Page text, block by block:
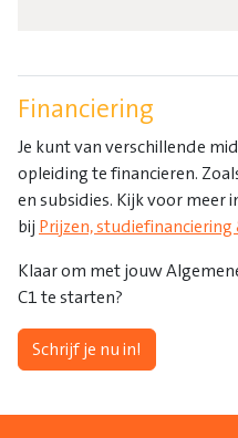
Financiering
Je kunt van verschillende
opleiding te financieren.
en subsidies. Kijk voor meer
bij Prijzen, studiefinanciering
Klaar om met jouw
C1 te starten?
Schrijf je nu in!